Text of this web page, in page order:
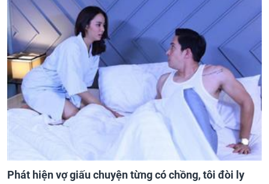
Phát hiện vợ giấu chuyện từng có chồng, tôi đòi ly